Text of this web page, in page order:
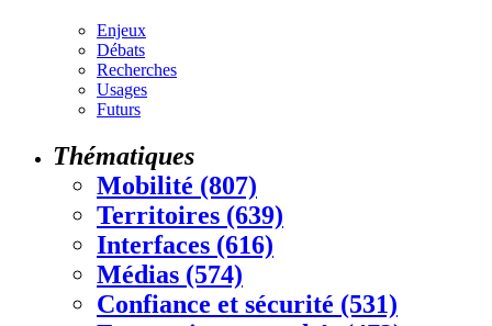
Enjeux
Débats
Recherches
Usages
Futurs
Thématiques
Mobilité (807)
Territoires (639)
Interfaces (616)
Médias (574)
Confiance et sécurité (531)